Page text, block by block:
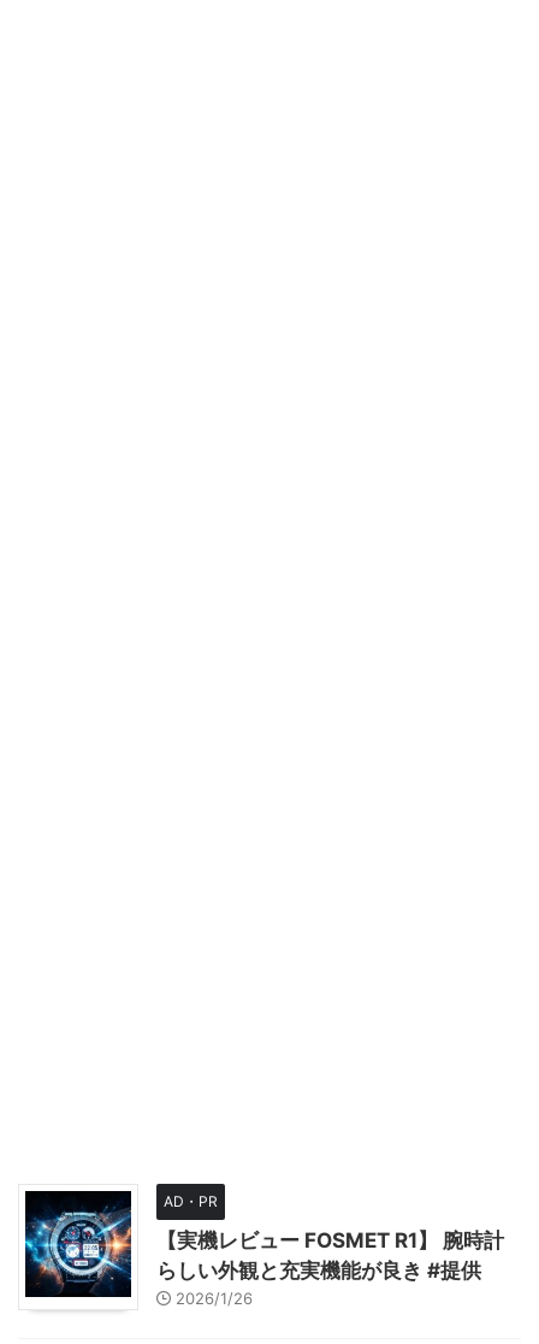
AD・PR
【実機レビュー FOSMET R1】 腕時計
らしい外観と充実機能が良き #提供
2026/1/26